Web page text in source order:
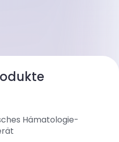
Hämatologie-